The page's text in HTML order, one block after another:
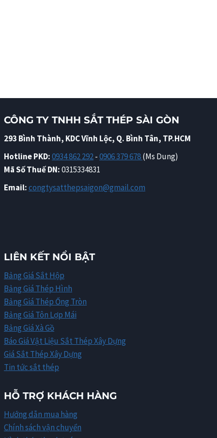
CÔNG TY TNHH SẮT THÉP SÀI GÒN
293 Bình Thành, KDC Vĩnh Lộc, Q. Bình Tân, TP.HCM
Hotline PKD:0934 862 292-0906 379 678(Ms Dung)
Mã Số Thuế DN:0315334831
Email:congtysatthepsaigon@gmail.com
LIÊN KẾT NỔI BẬT
Bảng Giá Sắt Hộp
Bảng Giá Thép Hình
Bảng Giá Thép Ống Tròn
Bảng Giá Tôn Lợp Mái
Bảng Giá Xà Gồ
Báo Giá Vật Liệu Sắt Thép Xây Dựng
Giá Sắt Thép Xây Dựng
Tin tức sắt thép
HỖ TRỢ KHÁCH HÀNG
Hướng dẫn mua hàng
Chính sách vận chuyển